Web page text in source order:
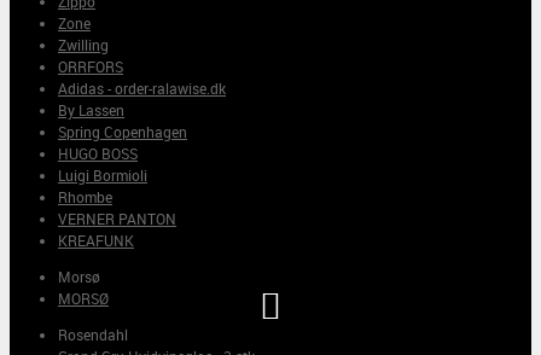
Zone
Zwilling
ORRFORS
Adidas - order-ralawise.dk
By Lassen
Spring Copenhagen
HUGO BOSS
Luigi Bormioli
Rhombe
VERNER PANTON
KREAFUNK
Morsø
MORSØ
Rosendahl
